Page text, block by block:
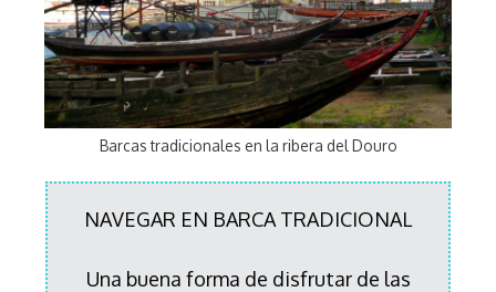
Barcas tradicionales en la ribera del Douro
NAVEGAR EN BARCA TRADICIONAL
Una buena forma de disfrutar de las